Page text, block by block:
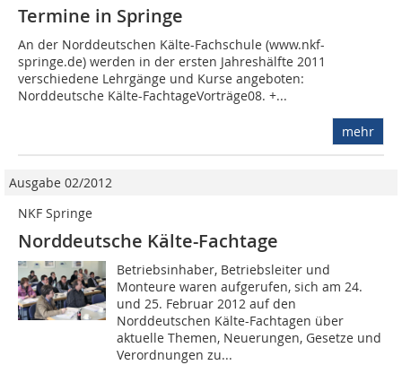
Termine in Springe
An der Norddeutschen Kälte-Fachschule (www.nkf-
springe.de) werden in der ersten Jahreshälfte 2011
verschiedene Lehrgänge und Kurse angeboten:
Norddeutsche Kälte-FachtageVorträge08. +...
mehr
Ausgabe 02/2012
NKF Springe
Norddeutsche Kälte-Fachtage
Betriebsinhaber, Betriebsleiter und
Monteure waren aufgerufen, sich am 24.
und 25. Februar 2012 auf den
Norddeutschen Kälte-Fachtagen über
aktuelle Themen, Neuerungen, Gesetze und
Verordnungen zu...